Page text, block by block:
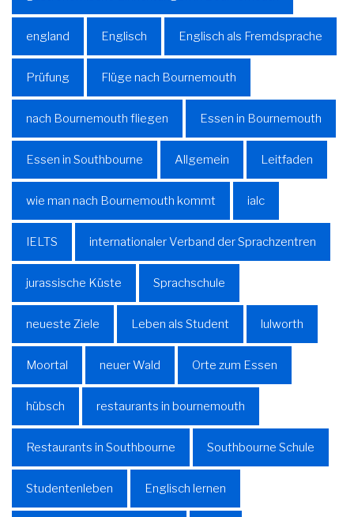
england Englisch Englisch als Fremdsprache
Prüfung Flüge nach Bournemouth
nach Bournemouth fliegen Essen in Bournemouth
Essen in Southbourne Allgemein Leitfaden
wie man nach Bournemouth kommt ialc
IELTS internationaler Verband der Sprachzentren
jurassische Küste Sprachschule
neueste Ziele Leben als Student lulworth
Moortal neuer Wald Orte zum Essen
hübsch restaurants in bournemouth
Restaurants in Southbourne Southbourne Schule
Studentenleben Englisch lernen